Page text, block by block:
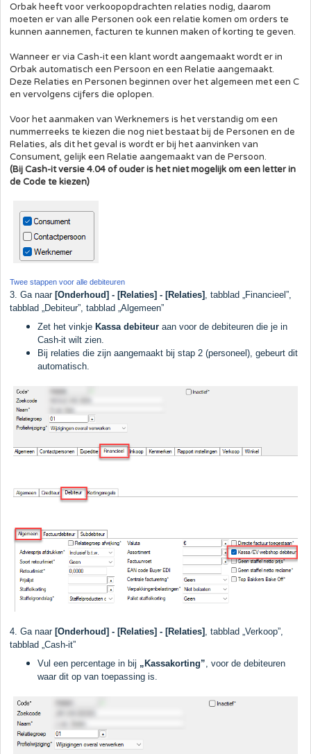
Orbak heeft voor verkoopopdrachten relaties nodig, daarom
moeten er van alle Personen ook een relatie komen om orders te
kunnen aannemen, facturen te kunnen maken of korting te geven.
Wanneer er via Cash-it een klant wordt aangemaakt wordt er in
Orbak automatisch een Persoon en een Relatie aangemaakt.
Deze Relaties en Personen beginnen over het algemeen met een C
en vervolgens cijfers die oplopen.
Voor het aanmaken van Werknemers is het verstandig om een
nummerreeks te kiezen die nog niet bestaat bij de Personen en de
Relaties, als dit het geval is wordt er bij het aanvinken van
Consument, gelijk een Relatie aangemaakt van de Persoon.
(Bij Cash-it versie 4.04 of ouder is het niet mogelijk om een letter in
de Code te kiezen)
Twee stappen voor alle debiteuren
3. Ga naar [Onderhoud] - [Relaties] - [Relaties] , tabblad „Financieel”,
tabblad „Debiteur”, tabblad „Algemeen”
Zet het vinkje Kassa debiteur aan voor de debiteuren die je in
Cash-it wilt zien.
Bij relaties die zijn aangemaakt bij stap 2 (personeel), gebeurt dit
automatisch.
4. Ga naar [Onderhoud] - [Relaties] - [Relaties] , tabblad „Verkoop”,
tabblad „Cash-it”
Vul een percentage in bij „Kassakorting” , voor de debiteuren
waar dit op van toepassing is.